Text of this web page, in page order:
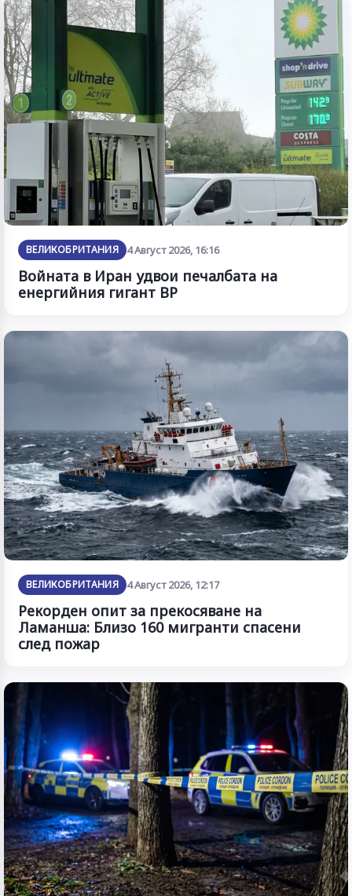
ВЕЛИКОБРИТАНИЯ 4 Август 2026, 16:16
Войната в Иран удвои печалбата на
енергийния гигант BP
ВЕЛИКОБРИТАНИЯ 4 Август 2026, 12:17
Рекорден опит за прекосяване на
Ламанша: Близо 160 мигранти спасени
след пожар